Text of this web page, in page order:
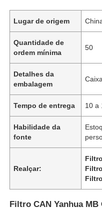
Lugar de origem
Quantidade de
ordem mínima
50
Detalhes da
embalagem
Caixa
Tempo de entrega 10 a
Habilidade da
fonte
Realçar:
Filtro CAN Yanhua